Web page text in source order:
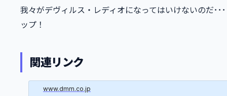
我々がデヴィルス・レディオになってはいけないのだ･･
ップ！
関連リンク
www.dmm.co.jp